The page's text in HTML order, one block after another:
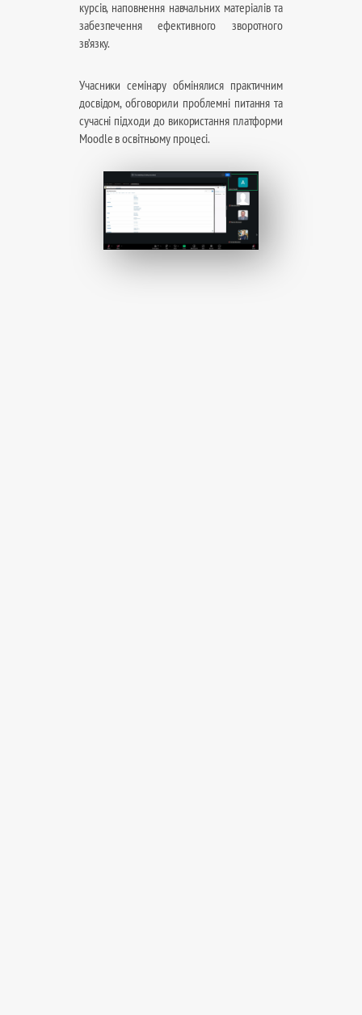
курсів, наповнення навчальних матеріалів та
забезпечення ефективного зворотного
зв’язку.
Учасники семінару обмінялися практичним
досвідом, обговорили проблемні питання та
сучасні підходи до використання платформи
Moodle в освітньому процесі.